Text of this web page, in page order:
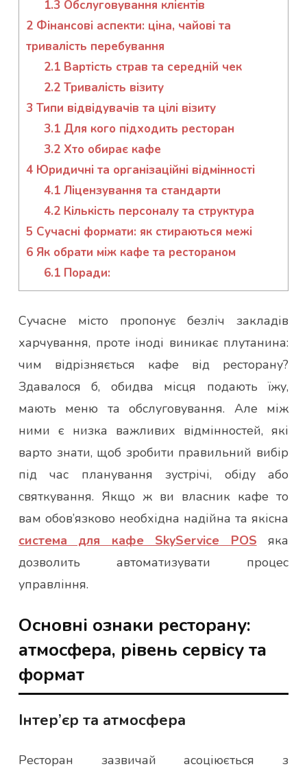
1.3 Обслуговування клієнтів
2 Фінансові аспекти: ціна, чайові та
тривалість перебування
2.1Вартість страв та середній чек
2.2Тривалість візиту
3 Типи відвідувачів та цілі візиту
3.1Для кого підходить ресторан
3.2Хто обирає кафе
4 Юридичні та організаційні відмінності
4.1Ліцензування та стандарти
4.2Кількість персоналу та структура
5 Сучасні формати: як стираються межі
6 Як обрати між кафе та рестораном
6.1Поради:
Сучасне місто пропонує безліч закладів
харчування, проте іноді виникає плутанина:
чим відрізняється кафе від ресторану?
Здавалося б, обидва місця подають їжу,
мають меню та обслуговування. Але між
ними є низка важливих відмінностей, які
варто знати, щоб зробити правильний вибір
під час планування зустрічі, обіду або
святкування. Якщо ж ви власник кафе то
вам обов’язково необхідна надійна та якісна
система для кафе SkyService POS яка
дозволить автоматизувати процес
управління.
Основні ознаки ресторану:
атмосфера, рівень сервісу та
формат
Інтер’єр та атмосфера
Ресторан зазвичай асоціюється з